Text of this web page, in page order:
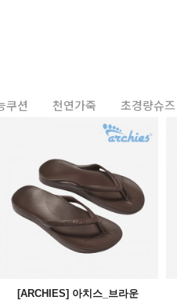
쿠션 천연가죽 초경량슈즈
[ARCHIES] 아치스_브라운